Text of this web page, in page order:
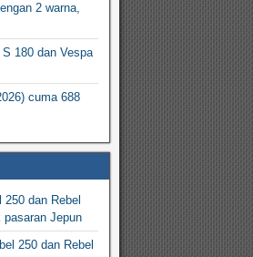
2 warna,
180 dan Vespa
cuma 688
250 dan Rebel
Jepun
250 dan Rebel